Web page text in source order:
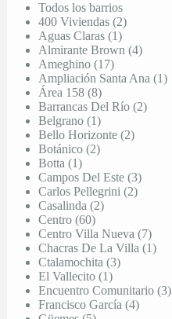
Todos los barrios
400 Viviendas (2)
Aguas Claras (1)
Almirante Brown (4)
Ameghino (17)
Ampliación Santa Ana (1)
Área 158 (8)
Barrancas Del Río (2)
Belgrano (1)
Bello Horizonte (2)
Botánico (2)
Botta (1)
Campos Del Este (3)
Carlos Pellegrini (2)
Casalinda (2)
Centro (60)
Centro Villa Nueva (7)
Chacras De La Villa (1)
Ctalamochita (3)
El Vallecito (1)
Encuentro Comunitario (3)
Francisco García (4)